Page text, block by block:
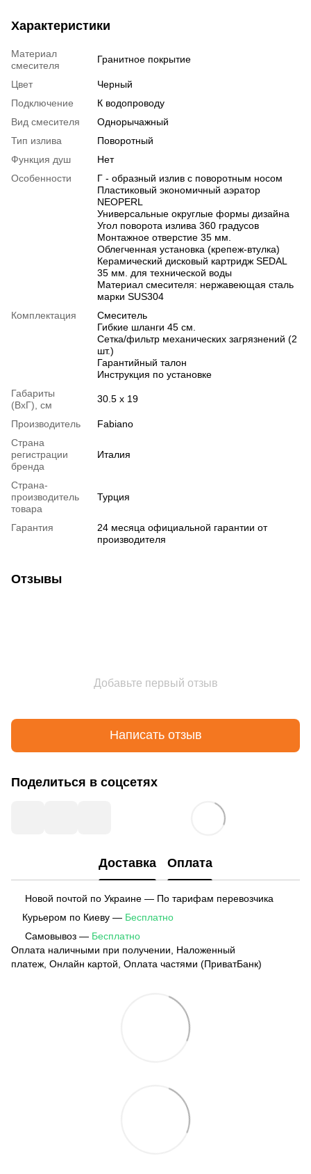
Характеристики
Материал
смесителя
Гранитное покрытие
Цвет
Черный
Подключение
К водопроводу
Вид смесителя
Однорычажный
Тип излива
Поворотный
Функция душ
Нет
Особенности
Г - образный излив с поворотным носом
Пластиковый экономичный аэратор
NEOPERL
Универсальные округлые формы дизайна
Угол поворота излива 360 градусов
Монтажное отверстие 35 мм.
Облегченная установка (крепеж-втулка)
Керамический дисковый картридж SEDAL
35 мм. для технической воды
Материал смесителя: нержавеющая сталь
марки SUS304
Комплектация
Смеситель
Гибкие шланги 45 см.
Сетка/фильтр механических загрязнений (2
шт.)
Гарантийный талон
Инструкция по установке
Габариты
(ВхГ), см
30.5 х 19
Производитель
Fabiano
Страна
регистрации
бренда
Италия
Страна-
производитель
товара
Турция
Гарантия
24 месяца официальной гарантии от
производителя
Отзывы
Добавьте первый отзыв
Написать отзыв
Поделиться в соцсетях
Доставка Оплата
Новой почтой по Украине — По тарифам перевозчика
Курьером по Киеву — Бесплатно
Самовывоз — Бесплатно
Оплата наличными при получении, Наложенный
платеж, Онлайн картой, Оплата частями (ПриватБанк)